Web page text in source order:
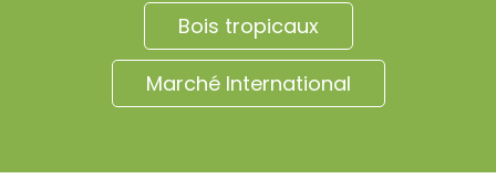
Bois tropicaux
Marché International